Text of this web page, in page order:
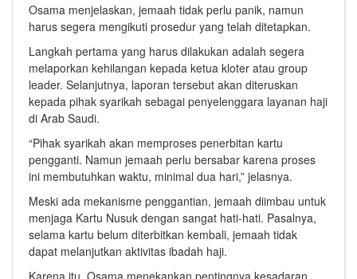
Osama menjelaskan, jemaah tidak perlu panik, namun
harus segera mengikuti prosedur yang telah ditetapkan.
Langkah pertama yang harus dilakukan adalah segera
melaporkan kehilangan kepada ketua kloter atau group
leader. Selanjutnya, laporan tersebut akan diteruskan
kepada pihak syarikah sebagai penyelenggara layanan haji
di Arab Saudi.
“Pihak syarikah akan memproses penerbitan kartu
pengganti. Namun jemaah perlu bersabar karena proses
ini membutuhkan waktu, minimal dua hari,” jelasnya.
Meski ada mekanisme penggantian, jemaah diimbau untuk
menjaga Kartu Nusuk dengan sangat hati-hati. Pasalnya,
selama kartu belum diterbitkan kembali, jemaah tidak
dapat melanjutkan aktivitas ibadah haji.
Karena itu, Osama menekankan pentingnya kesadaran